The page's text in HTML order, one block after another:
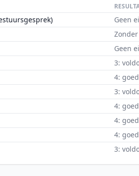
Geen
Geen
3:
4: goed
3:
4: goed
4: goed
4: goed
3: